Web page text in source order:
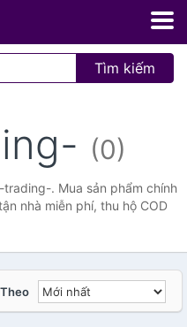
Tìm kiếm
(0)
. Mua sản phẩm chính
nhà miễn phí, thu hộ COD